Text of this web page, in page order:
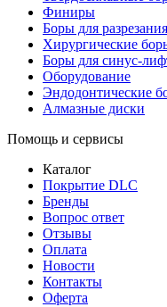
Финиры
Боры для
Хирургические
Боры для синус-
Оборудование
Эндодонтические
Алмазные диски
Помощь и сервисы
Каталог
Покрытие DLC
Бренды
Вопрос ответ
Отзывы
Оплата
Новости
Контакты
Оферта